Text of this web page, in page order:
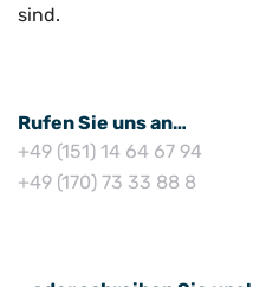
sind.
Rufen Sie uns an…
+49 (151) 14 64 67 94
+49 (170) 73 33 88 8